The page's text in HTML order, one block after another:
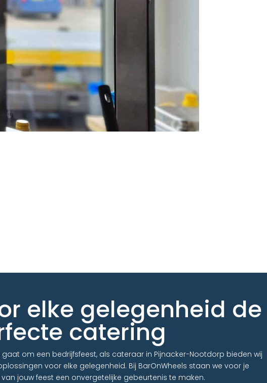
elke gelegenheid de
catering
gaat om een bedrijfsfeest, als cateraar in Pijnacker-Nootdorp bieden wij
voor elke gelegenheid. Bij BarOnWheels staan we voor je
jouw feest een onvergetelijke gebeurtenis te maken.